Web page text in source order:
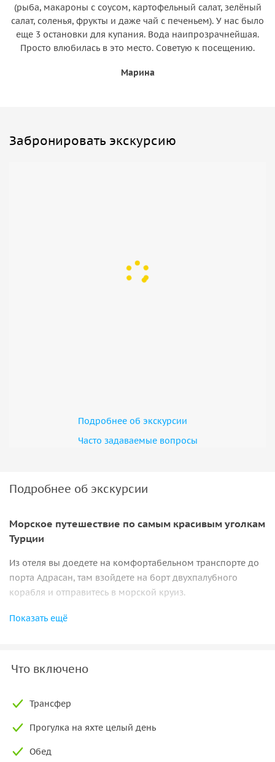
(рыба, макароны с соусом, картофельный салат, зелёный
салат, соленья, фрукты и даже чай с печеньем). У нас было
еще 3 остановки для купания. Вода наипрозрачнейшая.
Просто влюбилась в это место. Советую к посещению.
Марина
Забронировать экскурсию
Подробнее об экскурсии
Часто задаваемые вопросы
Подробнее об экскурсии
Морское путешествие по самым красивым уголкам
Турции
Из отеля вы доедете на комфортабельном транспорте до
порта Адрасан, там взойдете на борт двухпалубного
корабля и отправитесь в морской круиз.
В программе:
• отдых на пляже,
• прогулка по бухте Аксеки.
«Турецкие Мальдивы»
Остров Сулуада называют «турецкие Мальдивы» из-за
Показать ещё
Что включено
Трансфер
Прогулка на яхте целый день
Обед